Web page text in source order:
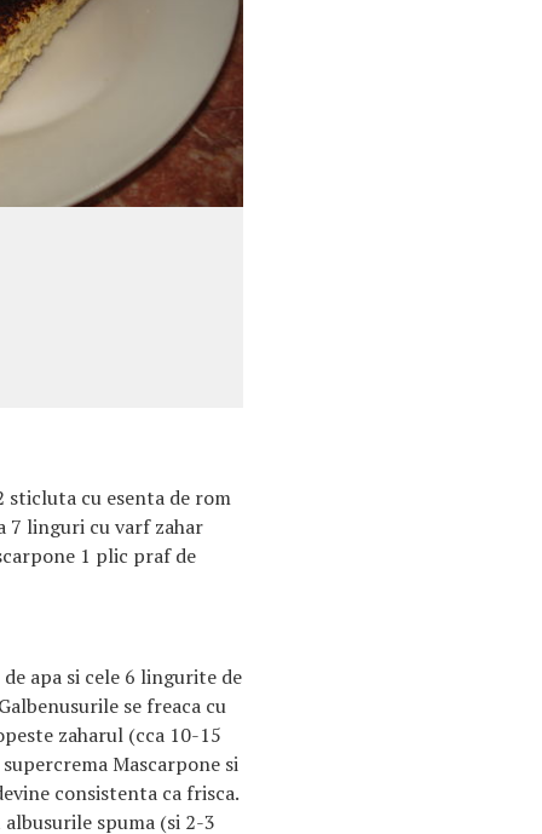
sticluta cu esenta de rom
7 linguri cu varf zahar
1 plic praf de
apa si cele 6 lingurite de
se freaca cu
zaharul (cca 10-15
Mascarpone si
consistenta ca frisca.
spuma (si 2-3